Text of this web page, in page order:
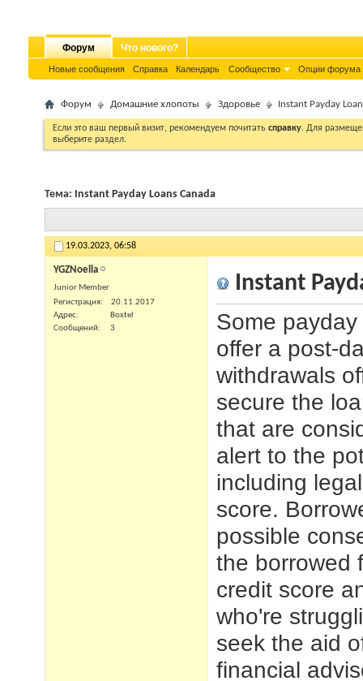
Форум
Новые сообщения Справка Календарь Сообщество Опции форума
Что нового?
Форум Домашние хлопоты Здоровье Instant Payday
Если это ваш первый визит, рекомендуем почитать справку. Для
выберите раздел.
Тема: Instant Payday Loans Canada
19.03.2023, 06:58
YGZNoella
Junior Member
Регистрация
20.11.2017
Адрес
Boxtel
Сообщений
3
Instant
Some
offer a post-
withdrawals
secure the
that are
alert to the
including
score.
possible
the borrowed
credit score
who're
seek the aid
financial